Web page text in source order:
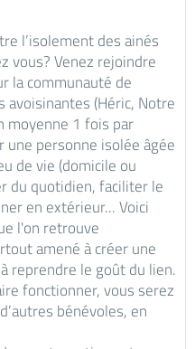
l’isolement des ainés
vous? Venez rejoindre
la communauté de
avoisinantes (Héric, Notre
moyenne 1 fois par
personne isolée âgée
de vie (domicile ou
du quotidien, faciliter le
en extérieur... Voici
l'on retrouve
amené à créer une
reprendre le goût du lien.
fonctionner, vous serez
bénévoles, en